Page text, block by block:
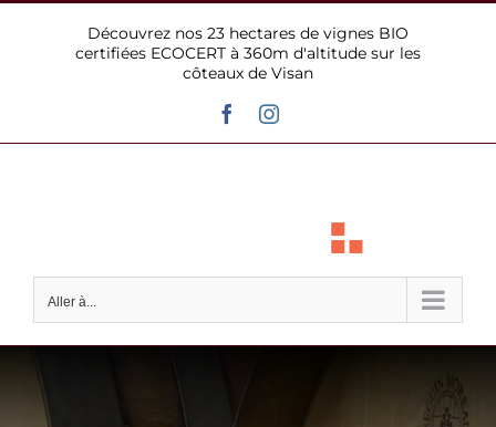
Découvrez nos 23 hectares de vignes BIO
certifiées ECOCERT à 360m d'altitude sur les
côteaux de Visan
FacebookInstagram
Aller à...